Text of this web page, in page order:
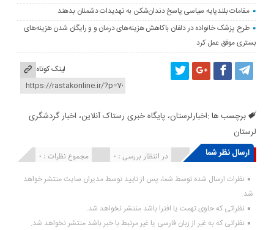
مقامات بلندپایه سیاسی پاسخ دندان‌شکن به تهدیدات دشمنان بدهند
طرح پزشک خانواده در دلفان باکاهش هزینه‌های درمان و و رایگان شدن هزینه‌های
بستری موفق عمل کرد
لینک کوتاه
برچسب ها :اخبارلرستان، پایگاه خبری رستاک آنلاین، اخبار گردشگری
لرستان
ارسال نظر شما
مجموع نظرات : 0 در انتظار بررسی : 0 انتشار یافته : ۰
نظرات ارسال شده توسط شما، پس از تایید توسط مدیران سایت منتشر خواهد
شد.
نظراتی که حاوی تهمت یا افترا باشد منتشر نخواهد شد.
نظراتی که به غیر از زبان فارسی یا غیر مرتبط با خبر باشد منتشر نخواهد شد.